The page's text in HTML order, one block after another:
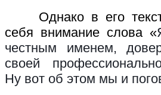
Однако в его
себя внимание слова «
честным именем,
своей
Ну вот об этом мы и